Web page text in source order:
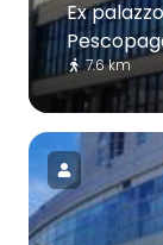
Ex
7.6 km